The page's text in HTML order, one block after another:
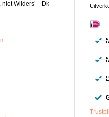
Wilders’ – Dk-